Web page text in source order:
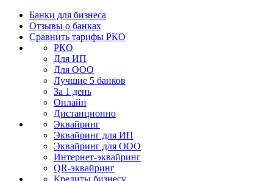
Банки для бизнеса
Отзывы о банках
Сравнить тарифы РКО
РКО
Для ИП
Для ООО
Лучшие 5 банков
За 1 день
Онлайн
Дистанционно
Эквайринг
Эквайринг для ИП
Эквайринг для ООО
Интернет-эквайринг
QR-эквайринг
Кредиты бизнесу